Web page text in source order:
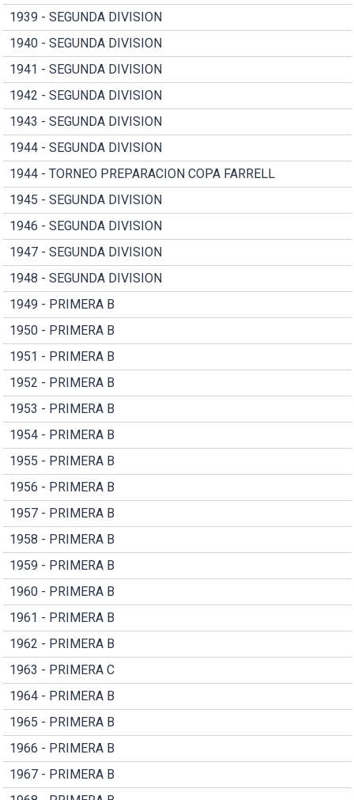
1939 - SEGUNDA DIVISION
1940 - SEGUNDA DIVISION
1941 - SEGUNDA DIVISION
1942 - SEGUNDA DIVISION
1943 - SEGUNDA DIVISION
1944 - SEGUNDA DIVISION
1944 - TORNEO PREPARACION COPA FARRELL
1945 - SEGUNDA DIVISION
1946 - SEGUNDA DIVISION
1947 - SEGUNDA DIVISION
1948 - SEGUNDA DIVISION
1949 - PRIMERA B
1950 - PRIMERA B
1951 - PRIMERA B
1952 - PRIMERA B
1953 - PRIMERA B
1954 - PRIMERA B
1955 - PRIMERA B
1956 - PRIMERA B
1957 - PRIMERA B
1958 - PRIMERA B
1959 - PRIMERA B
1960 - PRIMERA B
1961 - PRIMERA B
1962 - PRIMERA B
1963 - PRIMERA C
1964 - PRIMERA B
1965 - PRIMERA B
1966 - PRIMERA B
1967 - PRIMERA B